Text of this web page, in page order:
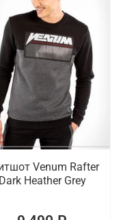
Venum Rafter
Dark Heather Grey